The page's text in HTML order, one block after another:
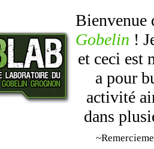
Bienvenue
Gobelin !
et ceci est
a pour
activité
dans